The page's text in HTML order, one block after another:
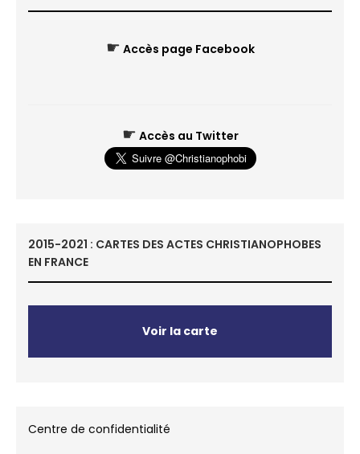
☛ Accès page Facebook
☛ Accès au Twitter
2015-2021 : CARTES DES ACTES CHRISTIANOPHOBES
EN FRANCE
Voir la carte
Centre de confidentialité